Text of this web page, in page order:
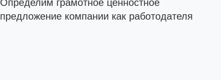
Определим грамотное ценностное
предложение компании как работодателя